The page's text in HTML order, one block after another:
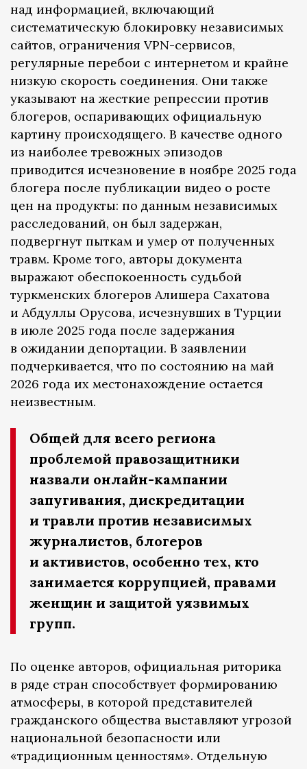
над информацией, включающий
систематическую блокировку независимых
сайтов, ограничения VPN-сервисов,
регулярные перебои с интернетом и крайне
низкую скорость соединения. Они также
указывают на жесткие репрессии против
блогеров, оспаривающих официальную
картину происходящего. В качестве одного
из наиболее тревожных эпизодов
приводится исчезновение в ноябре 2025 года
блогера после публикации видео о росте
цен на продукты: по данным независимых
расследований, он был задержан,
подвергнут пыткам и умер от полученных
травм. Кроме того, авторы документа
выражают обеспокоенность судьбой
туркменских блогеров Алишера Сахатова
и Абдуллы Орусова, исчезнувших в Турции
в июле 2025 года после задержания
в ожидании депортации. В заявлении
подчеркивается, что по состоянию на май
2026 года их местонахождение остается
неизвестным.
Общей для всего региона
проблемой правозащитники
назвали онлайн-кампании
запугивания, дискредитации
и травли против независимых
журналистов, блогеров
и активистов, особенно тех, кто
занимается коррупцией, правами
женщин и защитой уязвимых
групп.
По оценке авторов, официальная риторика
в ряде стран способствует формированию
атмосферы, в которой представителей
гражданского общества выставляют угрозой
национальной безопасности или
«традиционным ценностям». Отдельную